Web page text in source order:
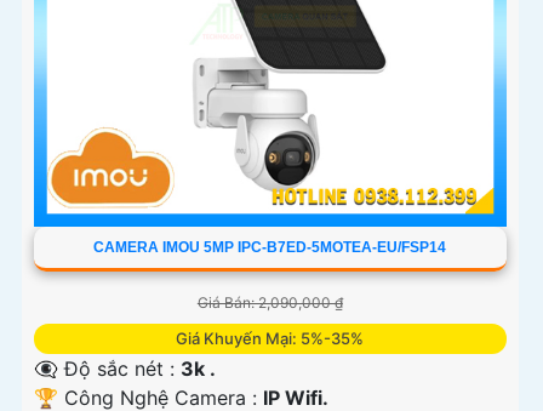
CAMERA IMOU 5MP IPC-B7ED-5MOTEA-EU/FSP14
Giá Bán: 2,090,000 ₫
Giá Khuyến Mại: 5%-35%
👁️‍🗨 Độ sắc nét : 3k .
🏆 Công Nghệ Camera : IP Wifi.